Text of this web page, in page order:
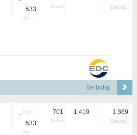
533
Samlet
Grund Ejerudg.
Se bolig
- Nuvær.
533
Samlet
701
Grund
1.419 1.369
Ejerudg.